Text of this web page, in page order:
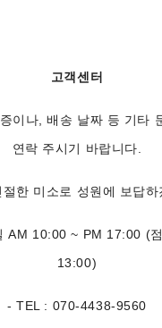
고객센터
이나, 배송 날짜 등 기타
연락 주시기 바랍니다.
한 미소로 성원에 보답하
AM 10:00 ~ PM 17:00 (
13:00)
- TEL : 070-4438-9560